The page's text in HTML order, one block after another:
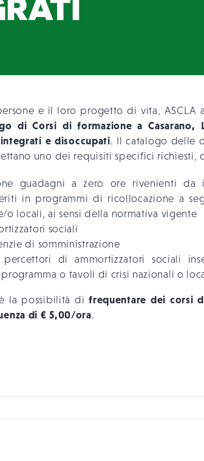
e il loro progetto di vita, ASCLA
di Corsi di formazione a Casarano,
e disoccupati. Il catalogo delle
uno dei requisiti specifici richiesti,
guadagni a zero ore rivenienti da
in programmi di ricollocazione a
locali, ai sensi della normativa vigente
sociali
di somministrazione
di ammortizzatori sociali
o tavoli di crisi nazionali o
la possibilità difrequentare dei corsi
di € 5,00/ora.